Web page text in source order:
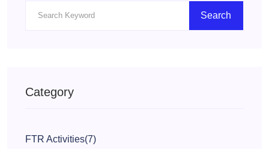
Search
Category
FTR Activities(7)